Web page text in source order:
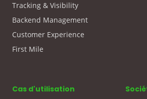
Tracking & Visibility
Backend Management
Customer Experience
First Mile
Cas d'utilisation